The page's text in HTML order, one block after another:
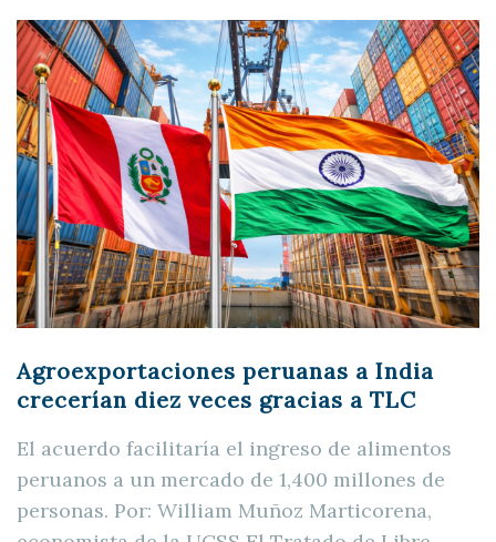
Agroexportaciones peruanas a India
crecerían diez veces gracias a TLC
El acuerdo facilitaría el ingreso de alimentos
peruanos a un mercado de 1,400 millones de
personas. Por: William Muñoz Marticorena,